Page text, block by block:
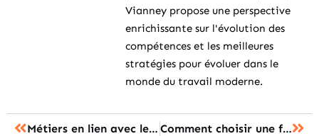
Vianney propose une perspective
enrichissante sur l'évolution des
compétences et les meilleures
stratégies pour évoluer dans le
monde du travail moderne.
Métiers en lien avec les animaux : les 10 formations à privilégier Comment choisir une formation continue adaptée aux infirmiers et infirmières ?